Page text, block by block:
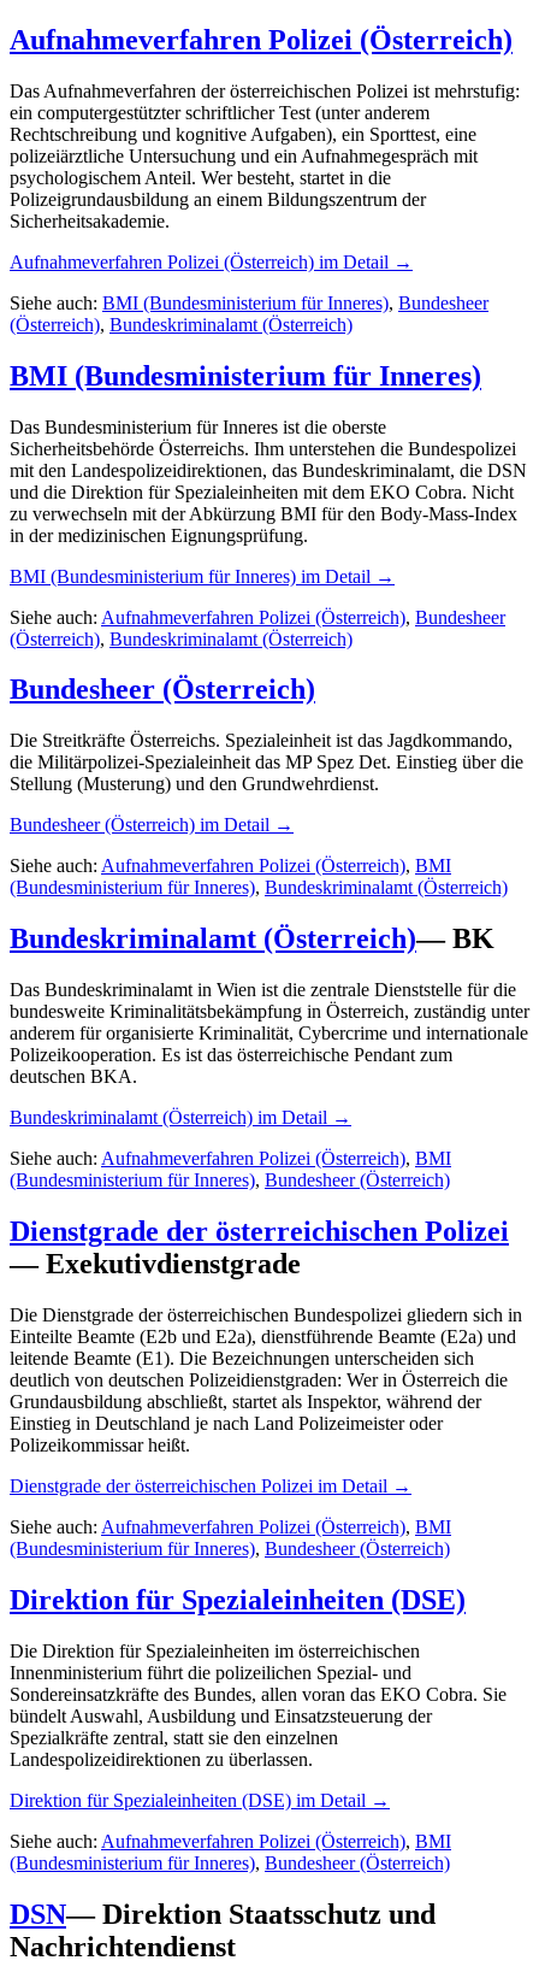
Aufnahmeverfahren Polizei (Österreich)
Das Aufnahmeverfahren der österreichischen Polizei ist mehrstufig:
ein computergestützter schriftlicher Test (unter anderem
Rechtschreibung und kognitive Aufgaben), ein Sporttest, eine
polizeiärztliche Untersuchung und ein Aufnahmegespräch mit
psychologischem Anteil. Wer besteht, startet in die
Polizeigrundausbildung an einem Bildungszentrum der
Sicherheitsakademie.
Aufnahmeverfahren Polizei (Österreich) im Detail →
Siehe auch: BMI (Bundesministerium für Inneres), Bundesheer
(Österreich), Bundeskriminalamt (Österreich)
BMI (Bundesministerium für Inneres)
Das Bundesministerium für Inneres ist die oberste
Sicherheitsbehörde Österreichs. Ihm unterstehen die Bundespolizei
mit den Landespolizeidirektionen, das Bundeskriminalamt, die DSN
und die Direktion für Spezialeinheiten mit dem EKO Cobra. Nicht
zu verwechseln mit der Abkürzung BMI für den Body-Mass-Index
in der medizinischen Eignungsprüfung.
BMI (Bundesministerium für Inneres) im Detail →
Siehe auch: Aufnahmeverfahren Polizei (Österreich), Bundesheer
(Österreich), Bundeskriminalamt (Österreich)
Bundesheer (Österreich)
Die Streitkräfte Österreichs. Spezialeinheit ist das Jagdkommando,
die Militärpolizei-Spezialeinheit das MP Spez Det. Einstieg über die
Stellung (Musterung) und den Grundwehrdienst.
Bundesheer (Österreich) im Detail →
Siehe auch: Aufnahmeverfahren Polizei (Österreich), BMI
(Bundesministerium für Inneres), Bundeskriminalamt (Österreich)
Bundeskriminalamt (Österreich)—BK
Das Bundeskriminalamt in Wien ist die zentrale Dienststelle für die
bundesweite Kriminalitätsbekämpfung in Österreich, zuständig unter
anderem für organisierte Kriminalität, Cybercrime und internationale
Polizeikooperation. Es ist das österreichische Pendant zum
deutschen BKA.
Bundeskriminalamt (Österreich) im Detail →
Siehe auch: Aufnahmeverfahren Polizei (Österreich), BMI
(Bundesministerium für Inneres), Bundesheer (Österreich)
Dienstgrade der österreichischen Polizei
—Exekutivdienstgrade
Die Dienstgrade der österreichischen Bundespolizei gliedern sich in
Einteilte Beamte (E2b und E2a), dienstführende Beamte (E2a) und
leitende Beamte (E1). Die Bezeichnungen unterscheiden sich
deutlich von deutschen Polizeidienstgraden: Wer in Österreich die
Grundausbildung abschließt, startet als Inspektor, während der
Einstieg in Deutschland je nach Land Polizeimeister oder
Polizeikommissar heißt.
Dienstgrade der österreichischen Polizei im Detail →
Siehe auch: Aufnahmeverfahren Polizei (Österreich), BMI
(Bundesministerium für Inneres), Bundesheer (Österreich)
Direktion für Spezialeinheiten (DSE)
Die Direktion für Spezialeinheiten im österreichischen
Innenministerium führt die polizeilichen Spezial- und
Sondereinsatzkräfte des Bundes, allen voran das EKO Cobra. Sie
bündelt Auswahl, Ausbildung und Einsatzsteuerung der
Spezialkräfte zentral, statt sie den einzelnen
Landespolizeidirektionen zu überlassen.
Direktion für Spezialeinheiten (DSE) im Detail →
Siehe auch: Aufnahmeverfahren Polizei (Österreich), BMI
(Bundesministerium für Inneres), Bundesheer (Österreich)
DSN—Direktion Staatsschutz und
Nachrichtendienst